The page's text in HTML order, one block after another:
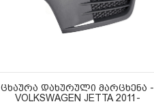
ᲪᲮᲐᲣᲠᲐ ᲓᲐᲮᲣᲠᲣᲚᲘ ᲛᲐᲠᲪᲮᲔᲜᲐ -
VOLKSWAGEN JETTA 2011-